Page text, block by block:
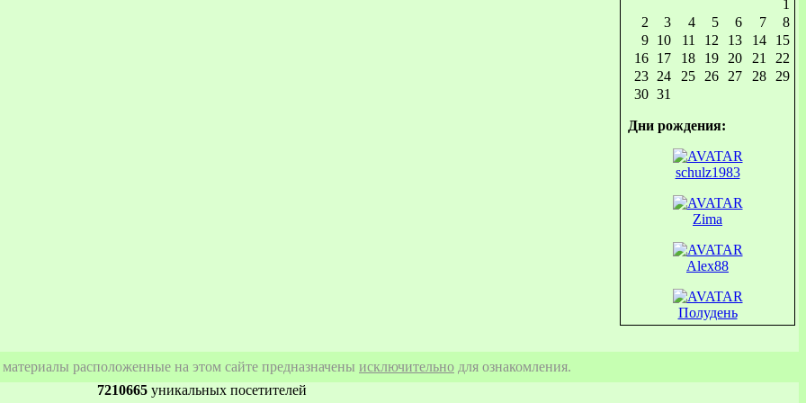
г.Калуга
г.Тула
г.Брянск
г.Орёл
г.Белгород
(Белгородская
обл.)
г.Нижний Тагил
г.Великий
г.Ярославль
г.Ростов Великий
(Ярославская обл.)
г.Иваново
г.Саратов
Салават
1
2
3 4 5 6 7
8
9 10 11 12 13 14
15
16 17 18 19 20 21
22
23 24 25 26 27 28
29
30 31
Дни рождения:
schulz1983
Zima
Alex88
Полудень
расположенные на этом сайте предназначены исключительно для ознакомления.
7210665уникальных посетителей